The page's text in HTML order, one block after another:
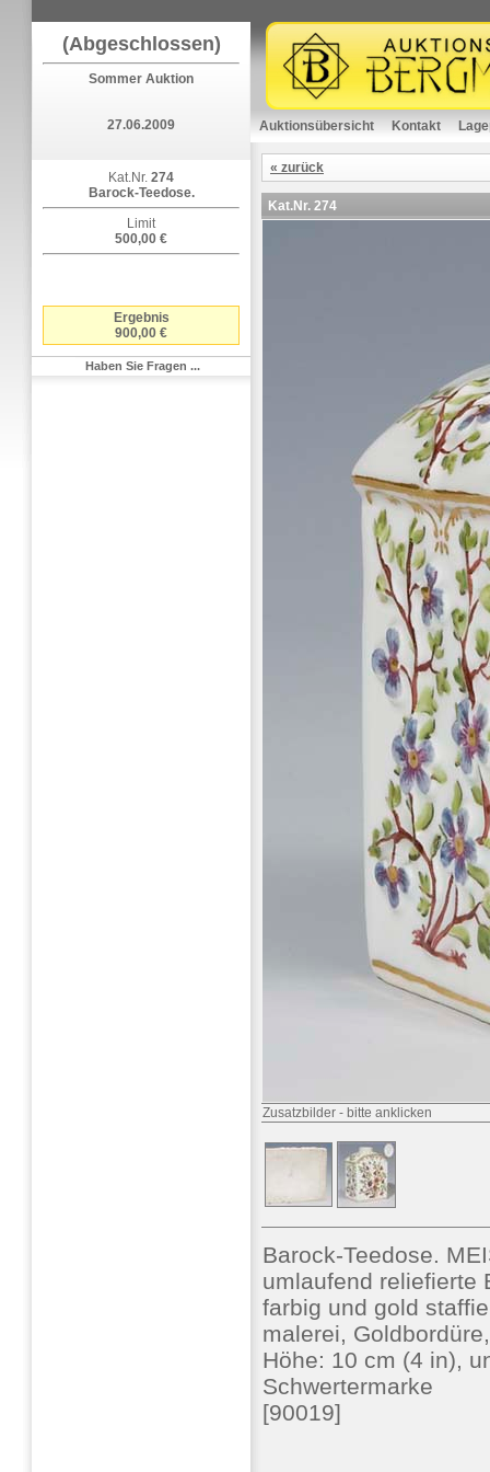
(Abgeschlossen)
Sommer Auktion
27.06.2009
Kat.Nr. 274
Barock-Teedose.
Limit
500,00 €
Ergebnis
900,00 €
Haben Sie Fragen ...
Auktionsübersicht Kontakt
« zurück
Kat.Nr. 274
Zusatzbilder - bitte anklicken
Barock-Teedose.
umlaufend reliefierte
farbig und gold
malerei,
Höhe: 10 cm (4 in),
Schwertermarke
[90019]